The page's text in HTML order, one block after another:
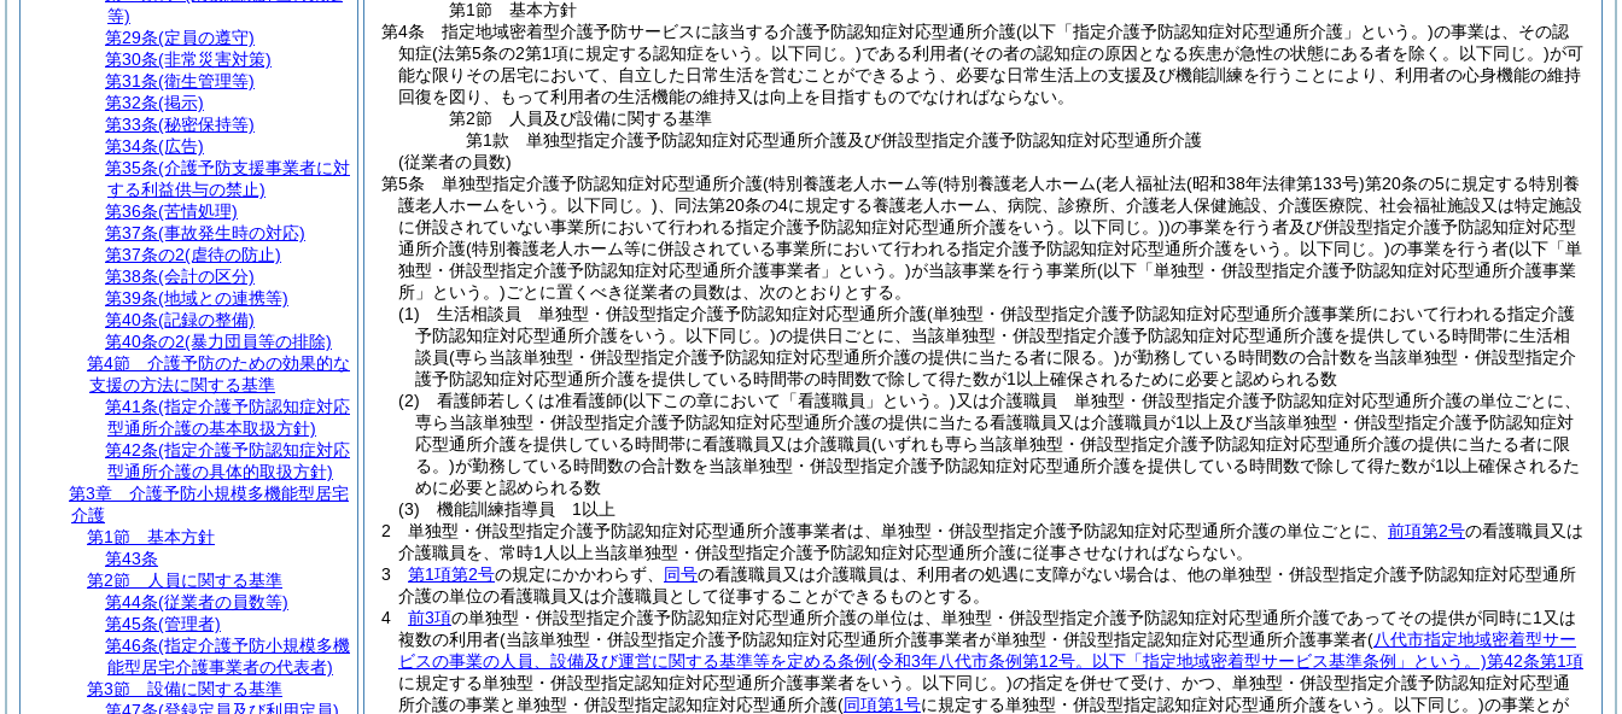
第1節
基本方針
第4条
指定地域密着型介護予防サービスに該当する介護予防認知症対応型通所介護(以下「指定介護予防認知症対応型通所介護」という。)の事業は、その認
知症(法第5条の2第1項に規定する認知症をいう。以下同じ。)である利用者(その者の認知症の原因となる疾患が急性の状態にある者を除く。以下同じ。)が可
能な限りその居宅において、自立した日常生活を営むことができるよう、必要な日常生活上の支援及び機能訓練を行うことにより、利用者の心身機能の維持
回復を図り、もって利用者の生活機能の維持又は向上を目指すものでなければならない。
第2節
人員及び設備に関する基準
第1款
単独型指定介護予防認知症対応型通所介護及び併設型指定介護予防認知症対応型通所介護
(従業者の員数)
第5条
単独型指定介護予防認知症対応型通所介護(特別養護老人ホーム等(特別養護老人ホーム(老人福祉法(昭和38年法律第133号)第20条の5に規定する特別養
護老人ホームをいう。以下同じ。) 、同法第20条の4に規定する養護老人ホーム、病院、診療所、介護老人保健施設、介護医療院、社会福祉施設又は特定施設
に併設されていない事業所において行われる指定介護予防認知症対応型通所介護をいう。以下同じ。))の事業を行う者及び併設型指定介護予防認知症対応型
通所介護(特別養護老人ホーム等に併設されている事業所において行われる指定介護予防認知症対応型通所介護をいう。以下同じ。)の事業を行う者(以下「単
独型・併設型指定介護予防認知症対応型通所介護事業者」という。)が当該事業を行う事業所(以下「単独型・併設型指定介護予防認知症対応型通所介護事業
所」という。)ごとに置くべき従業者の員数は、次のとおりとする。
(1)
生活相談員 単独型・併設型指定介護予防認知症対応型通所介護(単独型・併設型指定介護予防認知症対応型通所介護事業所において行われる指定介護
予防認知症対応型通所介護をいう。以下同じ。)の提供日ごとに、当該単独型・併設型指定介護予防認知症対応型通所介護を提供している時間帯に生活相
談員(専ら当該単独型・併設型指定介護予防認知症対応型通所介護の提供に当たる者に限る。)が勤務している時間数の合計数を当該単独型・併設型指定介
護予防認知症対応型通所介護を提供している時間帯の時間数で除して得た数が1以上確保されるために必要と認められる数
(2)
看護師若しくは准看護師(以下この章において「看護職員」という。)又は介護職員 単独型・併設型指定介護予防認知症対応型通所介護の単位ごとに、
専ら当該単独型・併設型指定介護予防認知症対応型通所介護の提供に当たる看護職員又は介護職員が1以上及び当該単独型・併設型指定介護予防認知症対
応型通所介護を提供している時間帯に看護職員又は介護職員(いずれも専ら当該単独型・併設型指定介護予防認知症対応型通所介護の提供に当たる者に限
る。)が勤務している時間数の合計数を当該単独型・併設型指定介護予防認知症対応型通所介護を提供している時間数で除して得た数が1以上確保されるた
めに必要と認められる数
(3)
機能訓練指導員 1以上
2
単独型・併設型指定介護予防認知症対応型通所介護事業者は、単独型・併設型指定介護予防認知症対応型通所介護の単位ごとに、 前項第2号の看護職員又は
介護職員を、常時1人以上当該単独型・併設型指定介護予防認知症対応型通所介護に従事させなければならない。
3
第1項第2号の規定にかかわらず、 同号の看護職員又は介護職員は、利用者の処遇に支障がない場合は、他の単独型・併設型指定介護予防認知症対応型通所
介護の単位の看護職員又は介護職員として従事することができるものとする。
4
前3項の単独型・併設型指定介護予防認知症対応型通所介護の単位は、単独型・併設型指定介護予防認知症対応型通所介護であってその提供が同時に1又は
複数の利用者(当該単独型・併設型指定介護予防認知症対応型通所介護事業者が単独型・併設型指定認知症対応型通所介護事業者(八代市指定地域密着型サー
ビスの事業の人員、設備及び運営に関する基準等を定める条例(令和3年八代市条例第12号。以下「指定地域密着型サービス基準条例」という。)第42条第1項
に規定する単独型・併設型指定認知症対応型通所介護事業者をいう。以下同じ。)の指定を併せて受け、かつ、単独型・併設型指定介護予防認知症対応型通
所介護の事業と単独型・併設型指定認知症対応型通所介護(同項第1号に規定する単独型・併設型指定認知症対応型通所介護をいう。以下同じ。)の事業とが
等)
第29条(定員の遵守)
第30条(非常災害対策)
第31条(衛生管理等)
第32条(掲示)
第33条(秘密保持等)
第34条(広告)
第35条(介護予防支援事業者に対
する利益供与の禁止)
第36条(苦情処理)
第37条(事故発生時の対応)
第37条の2(虐待の防止)
第38条(会計の区分)
第39条(地域との連携等)
第40条(記録の整備)
第40条の2(暴力団員等の排除)
第4節
介護予防のための効果的な
支援の方法に関する基準
第41条(指定介護予防認知症対応
型通所介護の基本取扱方針)
第42条(指定介護予防認知症対応
型通所介護の具体的取扱方針)
第3章
介護予防小規模多機能型居宅
介護
第1節
基本方針
第43条
第2節
人員に関する基準
第44条(従業者の員数等)
第45条(管理者)
第46条(指定介護予防小規模多機
能型居宅介護事業者の代表者)
第3節
設備に関する基準